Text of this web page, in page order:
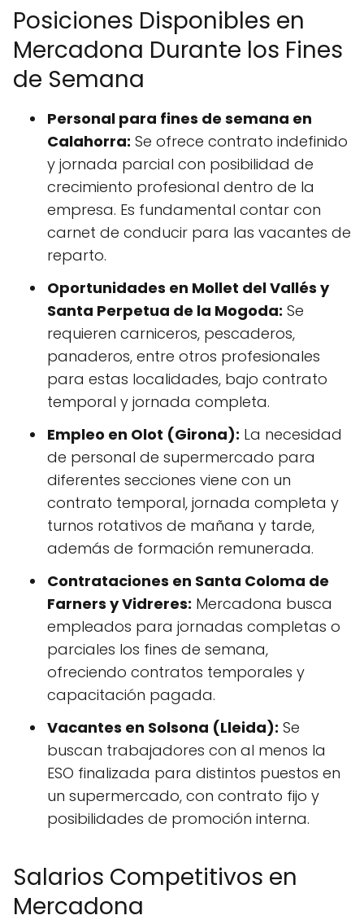
Posiciones Disponibles en
Mercadona Durante los Fines
de Semana
Personal para fines de semana en
Calahorra: Se ofrece contrato indefinido
y jornada parcial con posibilidad de
crecimiento profesional dentro de la
empresa. Es fundamental contar con
carnet de conducir para las vacantes de
reparto.
Oportunidades en Mollet del Vallés y
Santa Perpetua de la Mogoda: Se
requieren carniceros, pescaderos,
panaderos, entre otros profesionales
para estas localidades, bajo contrato
temporal y jornada completa.
Empleo en Olot (Girona): La necesidad
de personal de supermercado para
diferentes secciones viene con un
contrato temporal, jornada completa y
turnos rotativos de mañana y tarde,
además de formación remunerada.
Contrataciones en Santa Coloma de
Farners y Vidreres: Mercadona busca
empleados para jornadas completas o
parciales los fines de semana,
ofreciendo contratos temporales y
capacitación pagada.
Vacantes en Solsona (Lleida): Se
buscan trabajadores con al menos la
ESO finalizada para distintos puestos en
un supermercado, con contrato fijo y
posibilidades de promoción interna.
Salarios Competitivos en
Mercadona